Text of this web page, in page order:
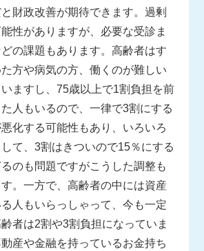
財政改善が期待できます。過剰
性がありますが、必要な受診ま
の課題もあります。高齢者はす
方や病気の方、働くのが難しい
ますし、75歳以上で1割負担を前
人もいるので、一律で3割にする
化する可能性もあり、いろいろ
て、3割はきついので15％にする
のも問題ですがこうした調整も
。一方で、高齢者の中には資産
人もいらっしゃって、今も一定
者は2割や3割負担になっていま
産や金融を持っているお金持ち